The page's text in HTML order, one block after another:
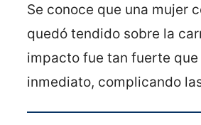
Se conoce que una mujer
quedó tendido sobre la
impacto fue tan fuerte
inmediato, complicando